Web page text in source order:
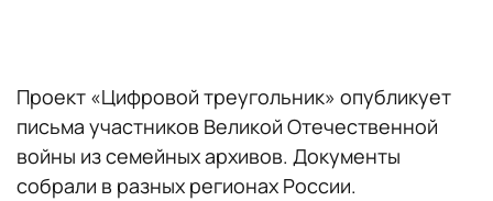
Проект «Цифровой треугольник» опубликует
письма участников Великой Отечественной
войны из семейных архивов. Документы
собрали в разных регионах России.